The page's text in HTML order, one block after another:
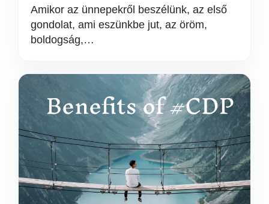
Amikor az ünnepekről beszélünk, az első
gondolat, ami eszünkbe jut, az öröm,
boldogság,…